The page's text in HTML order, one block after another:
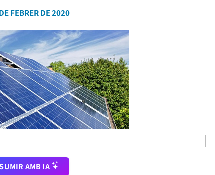
FEBRER DE 2020
AMB IA